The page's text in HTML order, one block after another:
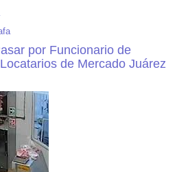
por Funcionario de
de Mercado Juárez